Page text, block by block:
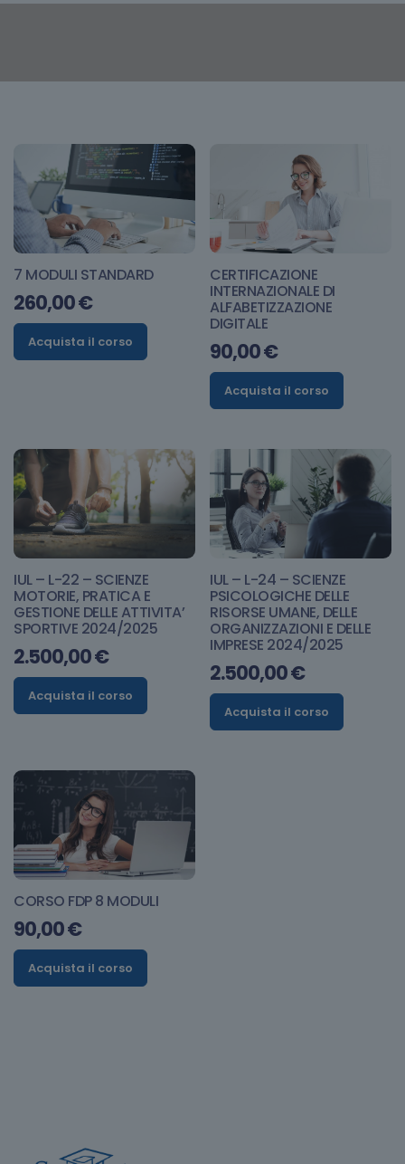
7 MODULI STANDARD
260,00€
Acquista il corso
CERTIFICAZIONE
INTERNAZIONALE DI
ALFABETIZZAZIONE
DIGITALE
90,00€
Acquista il corso
IUL – L-22 – SCIENZE
MOTORIE, PRATICA E
GESTIONE DELLE ATTIVITA’
SPORTIVE 2024/2025
2.500,00€
Acquista il corso
IUL – L-24 – SCIENZE
PSICOLOGICHE DELLE
RISORSE UMANE, DELLE
ORGANIZZAZIONI E DELLE
IMPRESE 2024/2025
2.500,00€
Acquista il corso
CORSO FDP 8 MODULI
90,00€
Acquista il corso